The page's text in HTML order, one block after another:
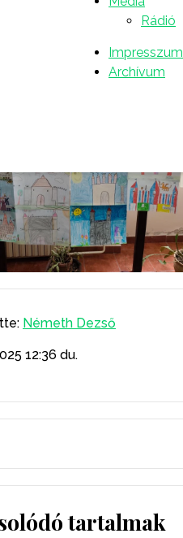
Rádió
Impresszum
Archívum
Németh Dezső
12:36 du.
tartalmak